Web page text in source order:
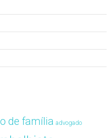
de família advogado